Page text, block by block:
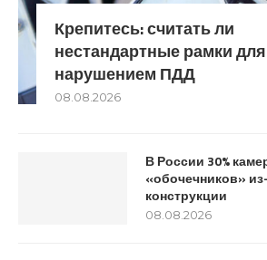
Крепитесь: считать ли
нестандартные рамки
нарушением ПДД
08.08.2026
В России 30%
«обочечников»
конструкции
08.08.2026